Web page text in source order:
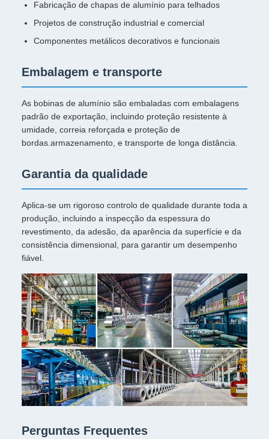
Fabricação de chapas de alumínio para telhados
Projetos de construção industrial e comercial
Componentes metálicos decorativos e funcionais
Embalagem e transporte
As bobinas de alumínio são embaladas com embalagens
padrão de exportação, incluindo proteção resistente à
umidade, correia reforçada e proteção de
bordas.armazenamento, e transporte de longa distância.
Garantia da qualidade
Aplica-se um rigoroso controlo de qualidade durante toda a
produção, incluindo a inspecção da espessura do
revestimento, da adesão, da aparência da superfície e da
consistência dimensional, para garantir um desempenho
fiável.
Perguntas Frequentes